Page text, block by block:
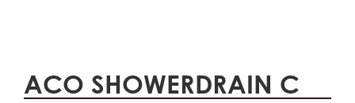
ACO SHOWERDRAIN C